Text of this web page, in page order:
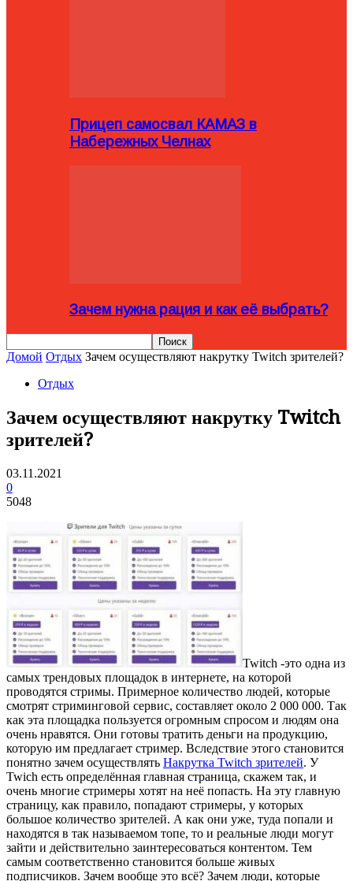
Прицеп самосвал КАМАЗ в
Набережных Челнах
Зачем нужна рация и как её выбрать?
Домой Отдых Зачем осуществляют накрутку Twitch зрителей?
Отдых
Зачем осуществляют накрутку Twitch
зрителей?
03.11.2021
0
5048
Twitch -это одна из
самых трендовых площадок в интернете, на которой
проводятся стримы. Примерное количество людей, которые
смотрят стриминговой сервис, составляет около 2 000 000. Так
как эта площадка пользуется огромным спросом и людям она
очень нравятся. Они готовы тратить деньги на продукцию,
которую им предлагает стример. Вследствие этого становится
понятно зачем осуществлять Накрутка Twitch зрителей. У
Twich есть определённая главная страница, скажем так, и
очень многие стримеры хотят на неё попасть. На эту главную
страницу, как правило, попадают стримеры, у которых
большое количество зрителей. А как они уже, туда попали и
находятся в так называемом топе, то и реальные люди могут
зайти и действительно заинтересоваться контентом. Тем
самым соответственно становится больше живых
подписчиков. Зачем вообще это всё? Зачем люди, которые